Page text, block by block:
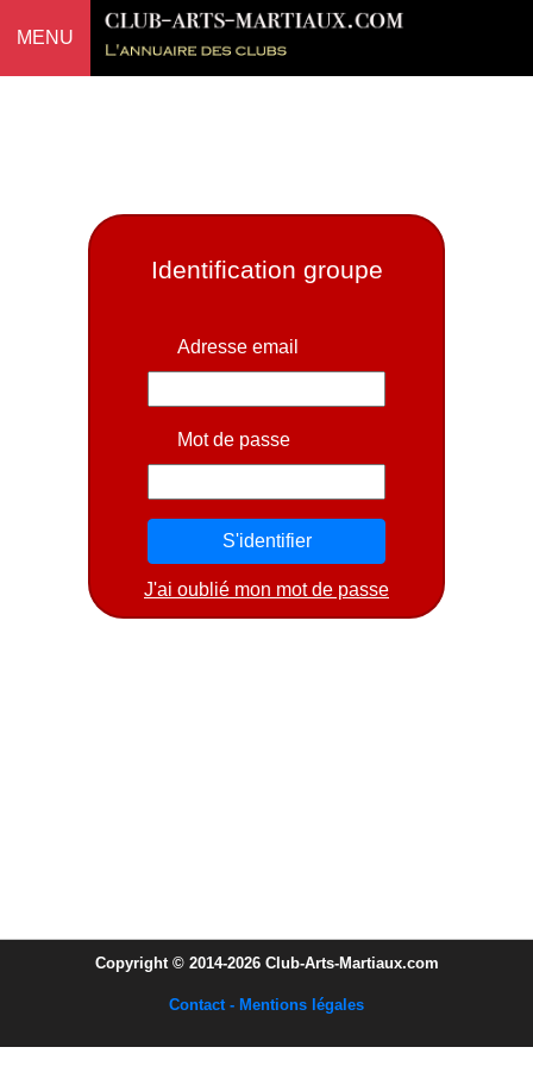
MENU
Identification groupe
Adresse email
Mot de passe
J'ai oublié mon mot de passe
Copyright © 2014-2026 Club-Arts-Martiaux.com
Contact - Mentions légales